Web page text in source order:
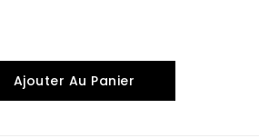
Ajouter Au Panier